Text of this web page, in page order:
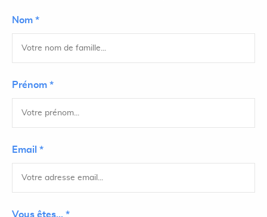
Nom *
Prénom *
Email *
Vous êtes... *